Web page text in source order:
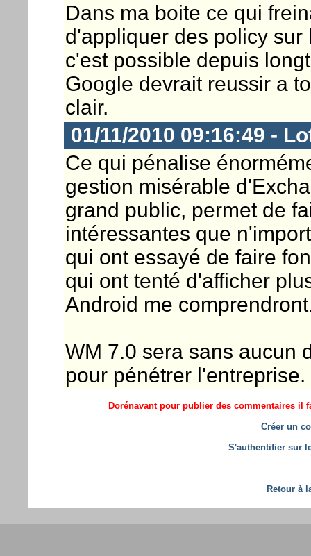
Dans ma boite ce qui
d'appliquer des policy
c'est possible depuis
Google devrait reussir a
clair.
01/11/2010 09:16:49 -
Ce qui pénalise
gestion misérable
grand public, permet de
intéressantes que
qui ont essayé de faire
qui ont tenté d'afficher
Android me
WM 7.0 sera sans aucun
pour pénétrer l'entreprise.
Dorénavant pour publier des commentaires il
Créer un
S'authentifier sur
Retour à